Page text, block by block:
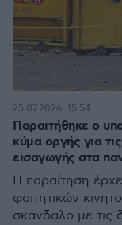
Παραιτήθηκε ο
κύμα οργής για
εισαγωγής στα
Ή παραίτηση
φοιτητικών
σκάνδαλο με τις
25.07.2026, 15:54